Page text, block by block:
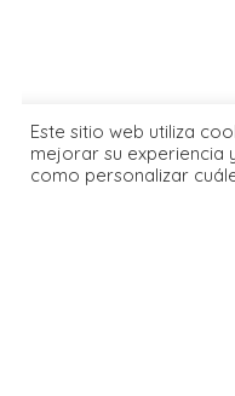
Este sitio web utiliza
mejorar su experiencia
como personalizar